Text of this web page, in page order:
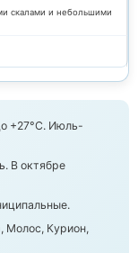
скалами и небольшими
+27°C. Июль-
В октябре
Молос, Курион,